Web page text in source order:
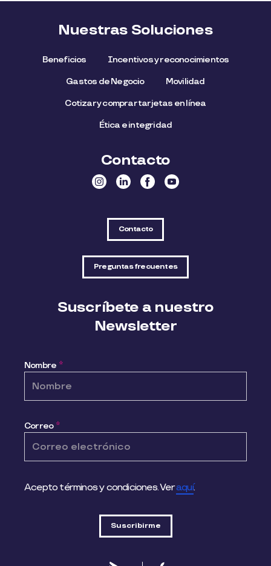
Nuestras Soluciones
Beneficios Incentivos y reconocimientos
Gastos de Negocio Movilidad
Cotizar y comprar tarjetas en línea
Ética e integridad
Contacto
Contacto
Preguntas frecuentes
Suscríbete a nuestro
Newsletter
Nombre *
Correo *
Acepto términos y condiciones. Veraquí.